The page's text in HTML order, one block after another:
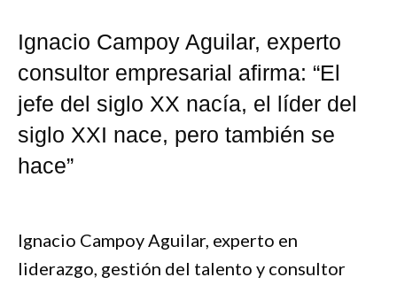
Ignacio Campoy Aguilar, experto
consultor empresarial afirma: “El
jefe del siglo XX nacía, el líder del
siglo XXI nace, pero también se
hace”
Ignacio Campoy Aguilar, experto en
liderazgo, gestión del talento y consultor